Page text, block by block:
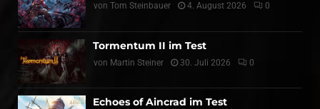
von Tom Steinbauer 4. August 2026 0
Tormentum II im Test
von Martin Steiner 30. Juli 2026 0
Echoes of Aincrad im Test